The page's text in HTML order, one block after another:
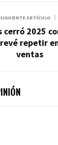
SIGUIENTE ARTÍCULO
cerró 2025
repetir
ventas